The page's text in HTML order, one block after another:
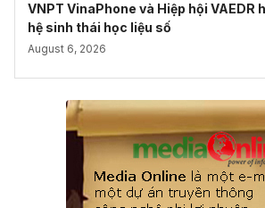
VNPT VinaPhone và Hiệp hội VAEDR
hệ sinh thái học liệu số
August 6, 2026